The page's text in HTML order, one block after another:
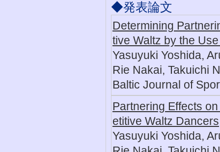
◆発表論文
Determining
tive Waltz by the
Yasuyuki Yoshida,
Rie Nakai, Takuichi
Baltic Journal of
Partnering Effects
etitive Waltz Dancers
Yasuyuki Yoshida,